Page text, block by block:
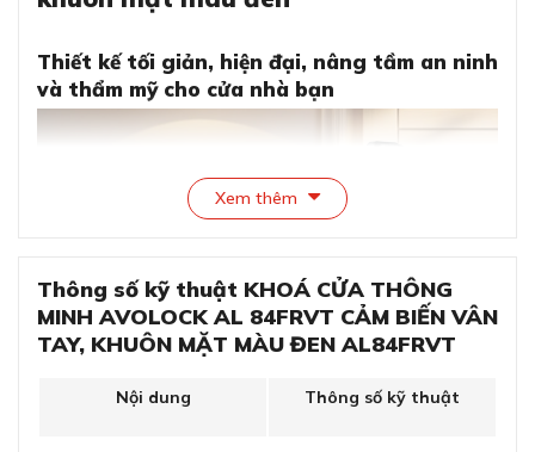
Thiết kế tối giản, hiện đại, nâng tầm an ninh
và thẩm mỹ cho cửa nhà bạn
Thiết kế tối giản, hiện đại, nâng tầm an ninh và thẩm
Xem thêm
Thông số kỹ thuật KHOÁ CỬA THÔNG
MINH AVOLOCK AL 84FRVT CẢM BIẾN VÂN
TAY, KHUÔN MẶT MÀU ĐEN AL84FRVT
Nội dung Thông số kỹ thuật